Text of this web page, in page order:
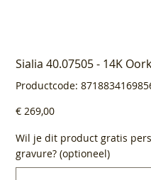
Sialia 40.07505 - 14K
Productcode: Productcode
8718834169856
Prijs
€ 269,00
Wil je dit product gratis
gravure? (optioneel)